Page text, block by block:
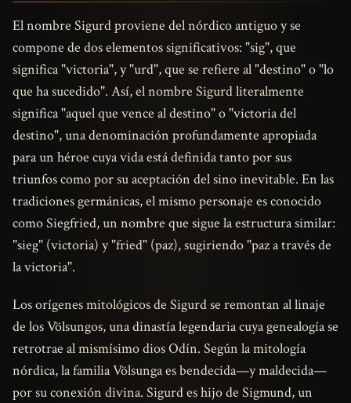
El nombre Sigurd proviene del nórdico antiguo y se
compone de dos elementos significativos: "sig", que
significa "victoria", y "urd", que se refiere al "destino" o "lo
que ha sucedido". Así, el nombre Sigurd literalmente
significa "aquel que vence al destino" o "victoria del
destino", una denominación profundamente apropiada
para un héroe cuya vida está definida tanto por sus
triunfos como por su aceptación del sino inevitable. En las
tradiciones germánicas, el mismo personaje es conocido
como Siegfried, un nombre que sigue la estructura similar:
"sieg" (victoria) y "fried" (paz), sugiriendo "paz a través de
la victoria".
Los orígenes mitológicos de Sigurd se remontan al linaje
de los Völsungos, una dinastía legendaria cuya genealogía se
retrotrae al mismísimo dios Odín. Según la mitología
nórdica, la familia Völsunga es bendecida—y maldecida—
por su conexión divina. Sigurd es hijo de Sigmund, un